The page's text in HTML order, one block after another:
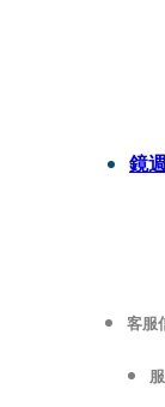
鏡
客服